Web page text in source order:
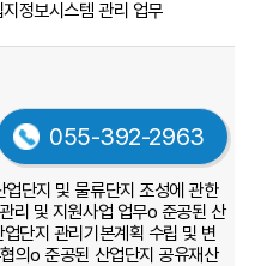
정보시스템 관리 업무
055-392-2963
업단지 및 물류단지 조성에 관한
리 및 지원사업 업무ο 준공된 산
단지 관리기본계획 수립 및 변
의ο 준공된 산업단지 공유재산